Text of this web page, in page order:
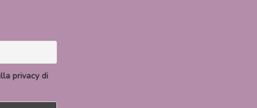
privacy di